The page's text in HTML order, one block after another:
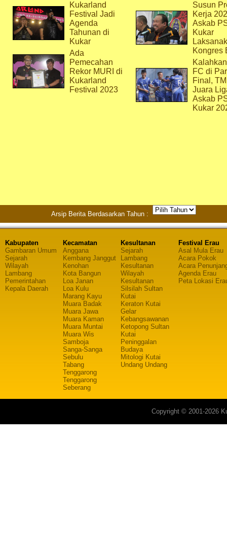
Kukarland
Festival Jadi
Agenda
Tahunan di
Kukar
Ada
Pemecahan
Rekor MURI di
Kukarland
Festival 2023
Susun
Kerja
Askab
Kukar
Kongres
FC di
Final,
Juara
Askab
Kukar
Arsip Berita Berdasarkan Tahun :
Kabupaten
Gambaran Umum
Sejarah
Wilayah
Lambang
Pemerintahan
Kepala Daerah
Kecamatan
Anggana
Kembang Janggut
Kenohan
Kota Bangun
Loa Janan
Loa Kulu
Marang Kayu
Muara Badak
Muara Jawa
Muara Kaman
Muara Muntai
Muara Wis
Samboja
Sanga-Sanga
Sebulu
Tabang
Tenggarong
Tenggarong
Seberang
Kesultanan
Sejarah
Lambang
Kesultanan
Wilayah
Kesultanan
Silsilah Sultan
Kutai
Keraton Kutai
Gelar
Kebangsawanan
Ketopong Sultan
Kutai
Peninggalan
Budaya
Mitologi Kutai
Undang Undang
Festival Erau
Asal Mula Erau
Acara Pokok
Acara
Agenda Erau
Peta Lokasi
Copyright © 2001-2026